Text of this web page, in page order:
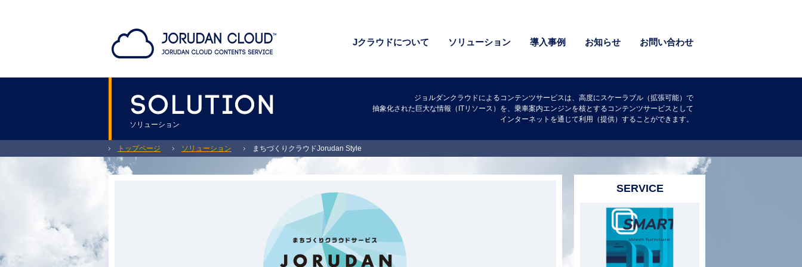
Jクラウドについて ソリューション 導入事例 お知らせ お問い合わせ
ソリューション
ジョルダンクラウドによるコンテンツサービスは、高度にスケーラブル（拡張可能）で
抽象化された巨大な情報（ITリソース）を、乗車案内エンジンを核とするコンテンツサービスとして
インターネットを通じて利用（提供）することができます。
トップページ ソリューション まちづくりクラウドJorudan Style
SERVICE